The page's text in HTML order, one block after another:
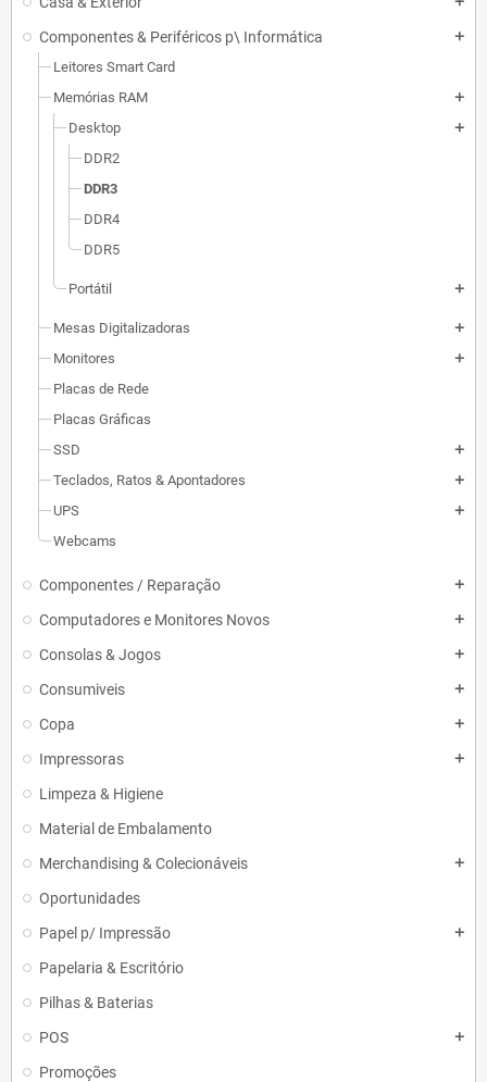
Componentes & Periféricos p\ Informática add
Leitores Smart Card
Memórias RAM
add
Desktop add
DDR2
DDR3
DDR4
DDR5
Portátil add
Mesas Digitalizadoras add
Monitores add
Placas de Rede
Placas Gráficas
SSD
add
Teclados, Ratos & Apontadores add
UPS add
Webcams
Componentes / Reparação add
Computadores e Monitores Novos add
Consolas & Jogos add
Consumiveis add
Copa add
Impressoras add
Limpeza & Higiene
Material de Embalamento
Merchandising & Colecionáveis
add
Oportunidades
Papel p/ Impressão
add
Papelaria & Escritório
Pilhas & Baterias
POS
add
Promoções